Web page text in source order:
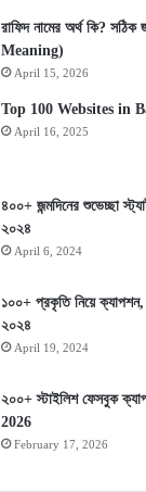
রাফিদ নামের অর্থ কি?
Meaning)
April 15, 2026
Top 100 Websites in
April 16, 2025
৪০০+ জন্মদিনের শুভেচ্ছা
২০২৪
April 6, 2024
১০০+ প্রকৃতি নিয়ে ক্যাপশন,
২০২৪
April 19, 2024
২০০+ স্টাইলিশ ফেসবুক
2026
February 17, 2026